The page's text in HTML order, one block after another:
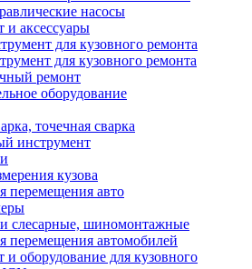
насосы
и аксессуары
для кузовного ремонта
для кузовного ремонта
ремонт
оборудование
точечная сварка
инструмент
кузова
перемещения авто
слесарные, шиномонтажные
перемещения автомобилей
и оборудование для кузовного